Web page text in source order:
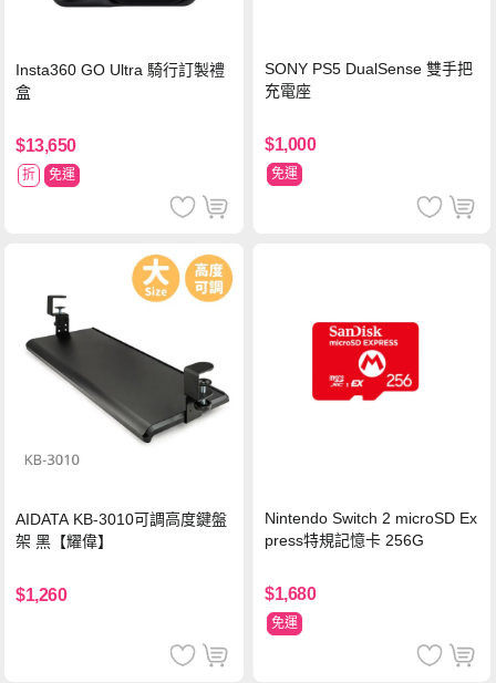
Insta360 GO Ultra 騎行訂製禮
盒
$13,650
折 免運
SONY PS5 DualSense 雙手把
充電座
$1,000
免運
AIDATA KB-3010可調高度鍵盤
架 黑【耀偉】
$1,260
Nintendo Switch 2 microSD Ex
press特規記憶卡 256G
$1,680
免運